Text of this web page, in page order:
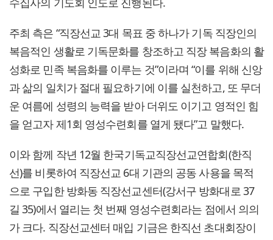
주최 측은 “직장선교 3대 목표 중 하나가 기독 직장인의
복음적인 생활로 기독문화를 창조하고 직장 복음화의 활
성화로 민족 복음화를 이루는 것”이라며 “이를 위해 신앙
과 삶의 일치가 절대 필요하기에 이를 실천하고, 또 무더
운 여름에 성령의 능력을 받아 더위도 이기고 영적인 힘
을 얻고자 제1회 영성수련회를 열게 됐다”고 말했다.
이와 함께 작년 12월 한국기독교직장선교연합회(한직
선)를 비롯하여 직장선교 6대 기관의 공동 사용을 목적
으로 구입한 방화동 직장선교센터(강서구 방화대로 37
길 35)에서 열리는 첫 번째 영성수련회라는 점에서 의의
가 크다. 직장선교센터 매입 기금은 한직선 초대회장이